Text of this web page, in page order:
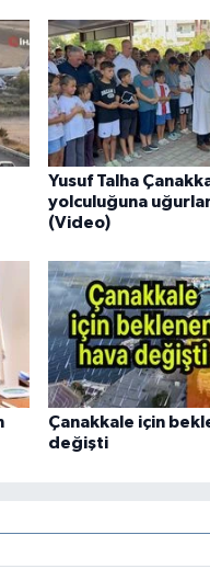
Yusuf Talha
yolculuğuna
(Video)
Çanakkale için
değişti